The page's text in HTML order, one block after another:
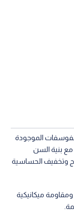
الموجودة
مع بنية السن
وتخفيف الحساسية
ومقاومة ميكانيكية